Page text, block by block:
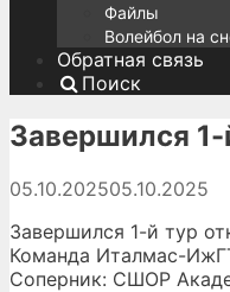
Файлы
Волейбол на
Обратная связь
Поиск
Завершился
05.10.202505.10.2025
Завершился 1-й тур
Команда Италмас-
Соперник: СШОР